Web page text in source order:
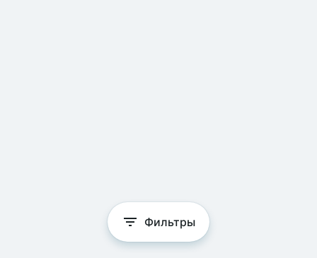
Фильтры